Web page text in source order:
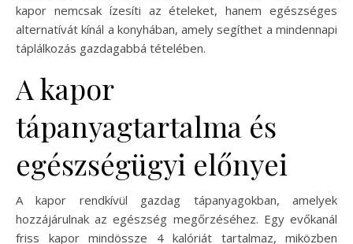
kapor nemcsak ízesíti az ételeket, hanem egészséges
alternatívát kínál a konyhában, amely segíthet a mindennapi
táplálkozás gazdagabbá tételében.
A kapor
tápanyagtartalma és
egészségügyi előnyei
A kapor rendkívül gazdag tápanyagokban, amelyek
hozzájárulnak az egészség megőrzéséhez. Egy evőkanál
friss kapor mindössze 4 kalóriát tartalmaz, miközben